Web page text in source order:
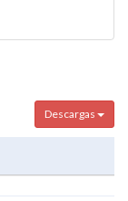
Descargas